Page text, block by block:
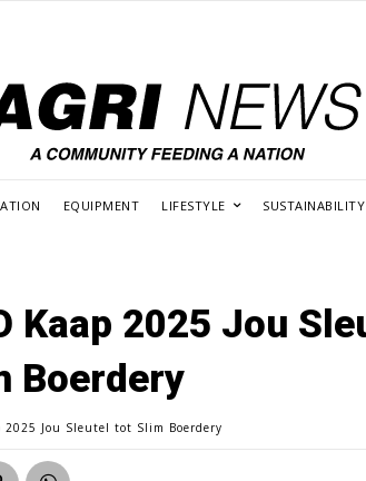
EQUIPMENT LIFESTYLE SUSTAINABILITY
Kaap 2025 Jou
Boerdery
2025 Jou Sleutel tot Slim Boerdery